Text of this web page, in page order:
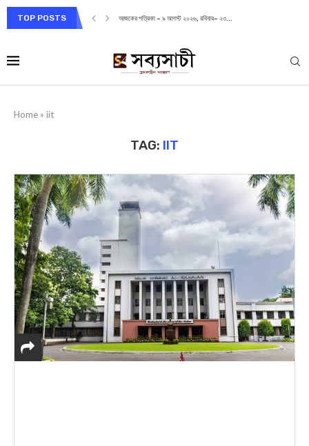
TOP POSTS আজকের পত্রিকা – ৯ আগস্ট ২০২৬, রবিবার– ২৩...
Home » iit
TAG: IIT